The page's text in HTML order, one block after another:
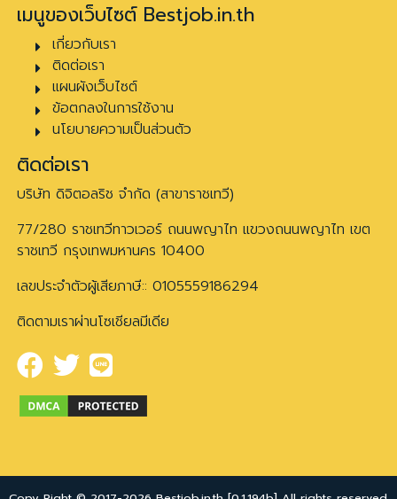
เมนูของเว็บไซต์ Bestjob.in.th
เกี่ยวกับเรา
ติดต่อเรา
แผนผังเว็บไซต์
ข้อตกลงในการใช้งาน
นโยบายความเป็นส่วนตัว
ติดต่อเรา
บริษัท ดิจิตอลริช จำกัด (สาขาราชเทวี)
77/280 ราชเทวีทาวเวอร์ ถนนพญาไท แขวงถนนพญาไท เขต
ราชเทวี กรุงเทพมหานคร 10400
เลขประจำตัวผู้เสียภาษี:: 0105559186294
ติดตามเราผ่านโซเชียลมีเดีย